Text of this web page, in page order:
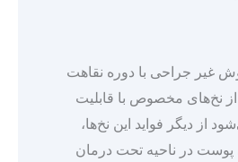
غیر جراحی با دوره نقاهت
نخ‌های مخصوص با قابلیت
از دیگر فواید این نخ‌ها،
پوست در ناحیه تحت درمان